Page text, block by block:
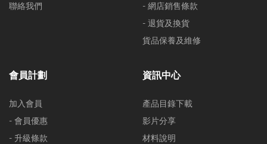
聯絡我們
- 網店銷售條款
- 退貨及換貨
貨品保養及維修
會員計劃
加入會員
- 會員優惠
- 升級條款
資訊中心
產品目錄下載
影片分享
材料說明